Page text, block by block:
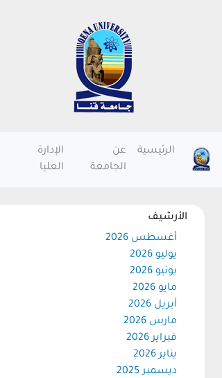
الرئيسية
عن
الجامعة
الإدارة
العليا
الأرشيف
أغسطس 2026
يوليو 2026
يونيو 2026
مايو 2026
أبريل 2026
مارس 2026
فبراير 2026
يناير 2026
ديسمبر 2025